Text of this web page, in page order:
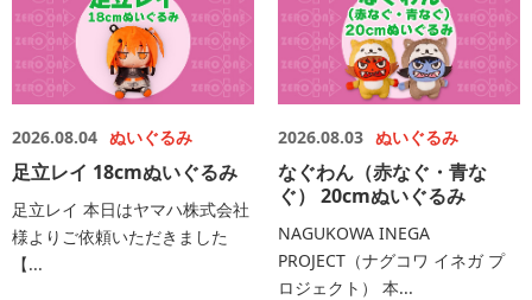
2026.08.04 ぬいぐるみ
足立レイ 18cmぬいぐるみ
足立レイ 本日はヤマハ株式会社
様よりご依頼いただきました
【...
2026.08.03 ぬいぐるみ
なぐわん（赤なぐ・青な
ぐ） 20cmぬいぐるみ
NAGUKOWA INEGA
PROJECT（ナグコワ イネガ プ
ロジェクト） 本...